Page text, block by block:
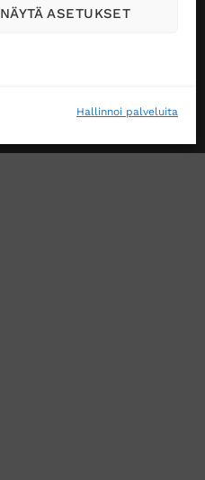
Hallinnoi palveluita
NÄYTÄ ASETUKSET